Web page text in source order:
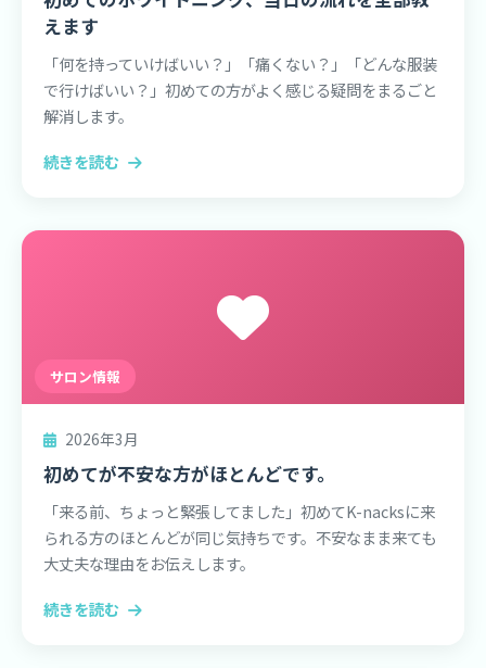
えます
「何を持っていけばいい？」「痛くない？」「どんな服装
で行けばいい？」初めての方がよく感じる疑問をまるごと
解消します。
続きを読む
サロン情報
2026年3月
初めてが不安な方がほとんどです。
「来る前、ちょっと緊張してました」初めてK-nacksに来
られる方のほとんどが同じ気持ちです。不安なまま来ても
大丈夫な理由をお伝えします。
続きを読む